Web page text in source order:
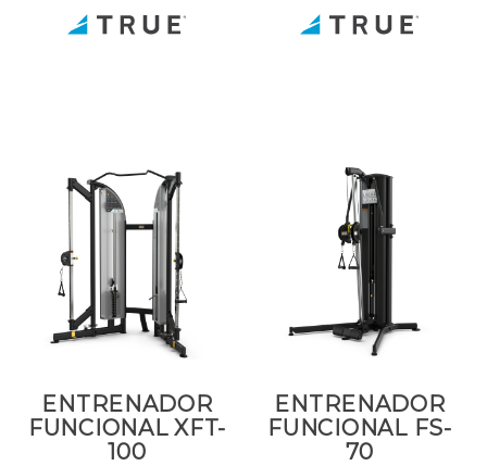
ENTRENADOR
FUNCIONAL XFT-
100
ENTRENADOR
FUNCIONAL FS-
70